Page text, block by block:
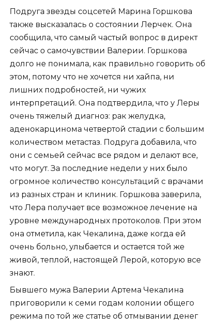
Подруга звезды соцсетей Марина Горшкова
также высказалась о состоянии Лерчек. Она
сообщила, что самый частый вопрос в директ
сейчас о самочувствии Валерии. Горшкова
долго не понимала, как правильно говорить об
этом, потому что не хочется ни хайпа, ни
лишних подробностей, ни чужих
интерпретаций. Она подтвердила, что у Леры
очень тяжелый диагноз: рак желудка,
аденокарцинома четвертой стадии с большим
количеством метастаз. Подруга добавила, что
они с семьей сейчас все рядом и делают все,
что могут. За последние недели у них было
огромное количество консультаций с врачами
из разных стран и клиник. Горшкова заверила,
что Лера получает все возможное лечение на
уровне международных протоколов. При этом
она отметила, как Чекалина, даже когда ей
очень больно, улыбается и остается той же
живой, теплой, настоящей Лерой, которую все
знают.
Бывшего мужа Валерии Артема Чекалина
приговорили к семи годам колонии общего
режима по той же статье об отмывании денег